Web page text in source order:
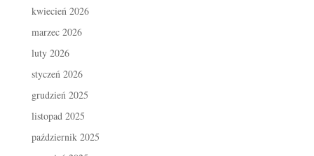
kwiecień 2026
marzec 2026
luty 2026
styczeń 2026
grudzień 2025
listopad 2025
październik 2025